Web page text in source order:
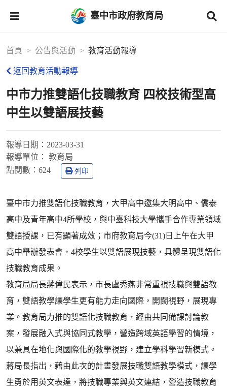
臺中市政府教育局
首頁 公告與活動 教育活動報導
返回教育活動報導
中市力推雙語化技職教育 四校技術型高
中生以雙語展技藝
報導日期： 2023-03-31
報導單位：
教育局
點閱數： 624 列印
臺中市力推雙語化技職教育，大甲高中邀集大明高中、僑泰
高中及青年高中4所學校，與中臺科技大學攜手合作專業領域
雙語授課，已有顯著成效；市府教育局今(31)日上午在大甲
高中舉辦發表會，4校學生以雙語展現技藝，具體呈現雙語化
技職教育成果。
教育局局長蔣偉民表示，市長盧秀燕非常重視技職與雙語教
育，雙語教學讓學生更有能力走向國際，開闊視野，展現專
業。教育局力推的雙語化技職教育，經由共同備課討論教
案，發展融入式與協同式教學，營造跨域英語學習的情境，
以兼具在地化與國際化的教學視野，建立學科學習新模式。
蔣局長指出，藉由此次的計畫發展技職雙語教學模式，讓學
生勇於用英文表達，將技職專業與英文連結，營造技職教育